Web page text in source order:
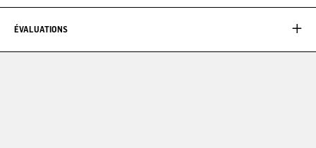
ÉVALUATIONS